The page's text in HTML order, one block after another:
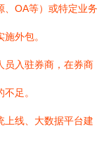
、OA等）或特定业务
外包。
员入驻券商，在券商
足。
上线、大数据平台建